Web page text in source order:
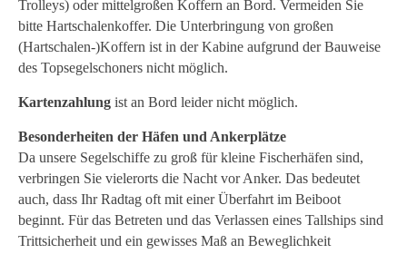
Trolleys) oder mittelgroßen Koffern an Bord. Vermeiden Sie
bitte Hartschalenkoffer. Die Unterbringung von großen
(Hartschalen-)Koffern ist in der Kabine aufgrund der Bauweise
des Topsegelschoners nicht möglich.
Kartenzahlung ist an Bord leider nicht möglich.
Besonderheiten der Häfen und Ankerplätze
Da unsere Segelschiffe zu groß für kleine Fischerhäfen sind,
verbringen Sie vielerorts die Nacht vor Anker. Das bedeutet
auch, dass Ihr Radtag oft mit einer Überfahrt im Beiboot
beginnt. Für das Betreten und das Verlassen eines Tallships sind
Trittsicherheit und ein gewisses Maß an Beweglichkeit